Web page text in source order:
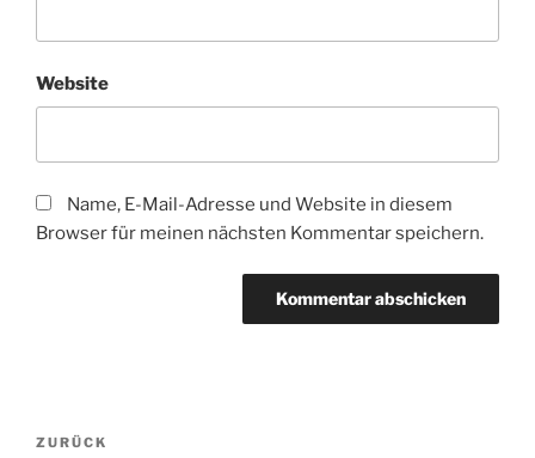
Website
Name, E-Mail-Adresse und Website in diesem
Browser für meinen nächsten Kommentar speichern.
Beitragsnavigation
Vorheriger
ZURÜCK